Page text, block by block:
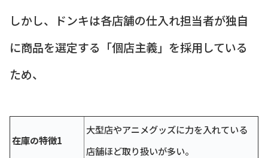
しかし、ドンキは各店舗の仕入れ担当者が独自
に商品を選定する「個店主義」を採用している
ため、
在庫の特徴1
大型店やアニメグッズに力を入れている
店舗ほど取り扱いが多い。